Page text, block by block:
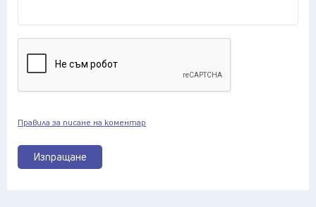
Изпращане
Правила за писане на коментар